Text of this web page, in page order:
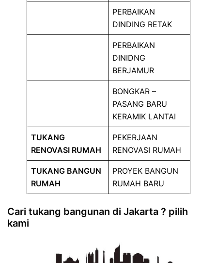
PERBAIKAN
DINDING RETAK
PERBAIKAN
DINIDNG
BERJAMUR
BONGKAR –
PASANG BARU
KERAMIK LANTAI
TUKANG
RENOVASI RUMAH
PEKERJAAN
RENOVASI RUMAH
TUKANG BANGUN
RUMAH
PROYEK BANGUN
RUMAH BARU
Cari tukang bangunan di Jakarta ? pilih
kami